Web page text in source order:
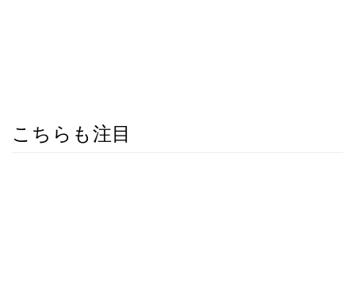
こちらも注目